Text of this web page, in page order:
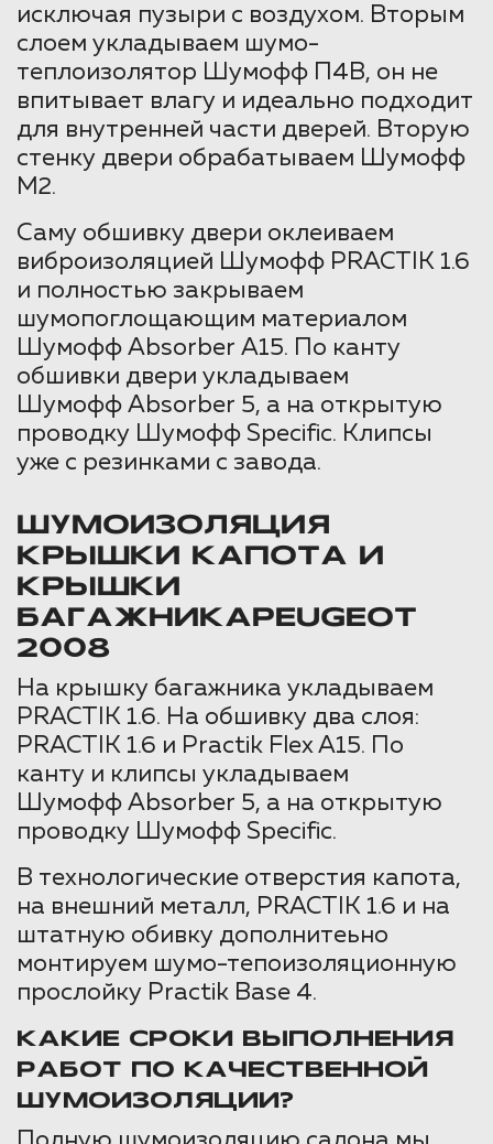
исключая пузыри с воздухом. Вторым
слоем укладываем шумо-
теплоизолятор Шумофф П4В, он не
впитывает влагу и идеально подходит
для внутренней части дверей. Вторую
стенку двери обрабатываем Шумофф
М2.
Саму обшивку двери оклеиваем
виброизоляцией Шумофф PRACTIK 1.6
и полностью закрываем
шумопоглощающим материалом
Шумофф Absorber А15. По канту
обшивки двери укладываем
Шумофф Absorber 5, а на открытую
проводку Шумофф Specific. Клипсы
уже с резинками с завода.
ШУМОИЗОЛЯЦИЯ
КРЫШКИ КАПОТА И
КРЫШКИ
БАГАЖНИКАPEUGEOT
2008
На крышку багажника укладываем
PRACTIK 1.6. На обшивку два слоя:
PRACTIK 1.6 и Practik Flex A15. По
канту и клипсы укладываем
Шумофф Absorber 5, а на открытую
проводку Шумофф Specific.
В технологические отверстия капота,
на внешний металл, PRACTIK 1.6 и на
штатную обивку дополнитеьно
монтируем шумо-тепоизоляционную
прослойку Practik Base 4.
КАКИЕ СРОКИ ВЫПОЛНЕНИЯ
РАБОТ ПО КАЧЕСТВЕННОЙ
ШУМОИЗОЛЯЦИИ?